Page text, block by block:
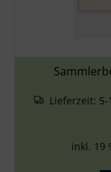
Lieferzeit:
inkl. 19